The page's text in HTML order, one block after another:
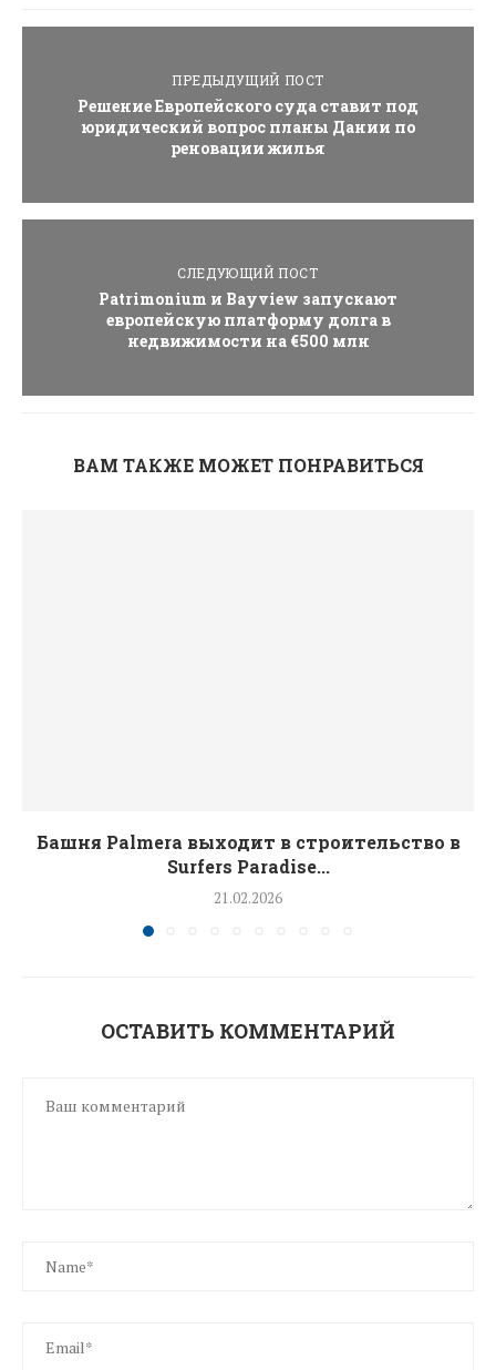
ПРЕДЫДУЩИЙ ПОСТ
Решение Европейского суда ставит под
юридический вопрос планы Дании по
реновации жилья
СЛЕДУЮЩИЙ ПОСТ
Patrimonium и Bayview запускают
европейскую платформу долга в
недвижимости на €500 млн
ВАМ ТАКЖЕ МОЖЕТ ПОНРАВИТЬСЯ
Башня Palmera выходит в строительство в
Surfers Paradise...
21.02.2026
ОСТАВИТЬ КОММЕНТАРИЙ